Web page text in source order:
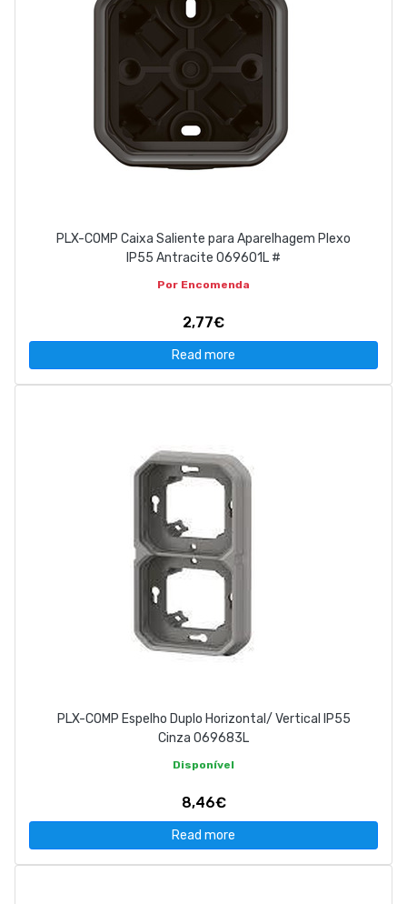
PLX-COMP Caixa Saliente para Aparelhagem Plexo
IP55 Antracite 069601L #
Por Encomenda
2,77€
Read more
PLX-COMP Espelho Duplo Horizontal/ Vertical IP55
Cinza 069683L
Disponível
8,46€
Read more